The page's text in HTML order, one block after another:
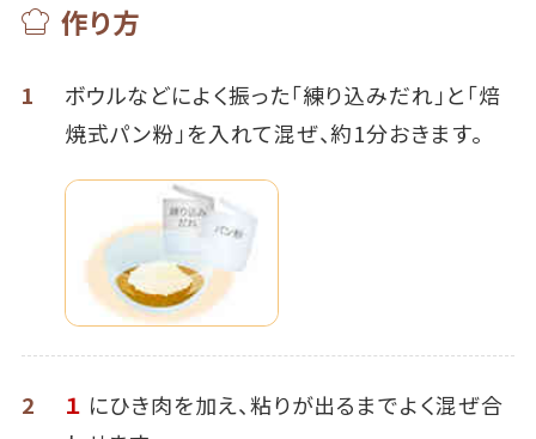
作り方
1
ボウルなどによく振った「練り込みだれ」と「焙
焼式パン粉」を入れて混ぜ、約1分おきます。
2 １ にひき肉を加え、粘りが出るまでよく混ぜ合